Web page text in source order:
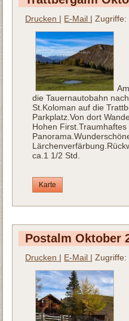
Drucken | E-Mail | Zugriffe:
die Tauernautobahn
St.Koloman auf die
Parkplatz.Von dort
Hohen
ca.1 1/2 Std.
Karte
Postalm Oktober
Drucken | E-Mail | Zugriffe: